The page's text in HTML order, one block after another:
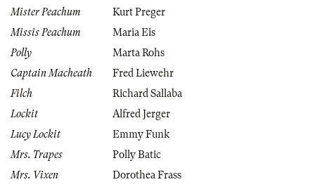
Mister Peachum
Kurt Preger
Missis Peachum
Maria Eis
Polly
Marta Rohs
Captain Macheath
Fred Liewehr
Filch
Richard Sallaba
Lockit
Alfred Jerger
Lucy Lockit
Emmy Funk
Mrs. Trapes
Polly Batic
Mrs. Vixen
Dorothea Frass